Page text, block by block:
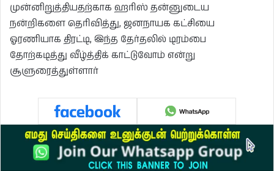
முன்னிறுத்தியதற்காக ஹரிஸ் தன்னுடைய
நன்றிகளை தெரிவித்து, ஜனநாயக கட்சியை
ஓரணியாக திரட்டி, இந்த தேர்தலில் டிரம்பை
தோற்கடித்து வீழ்த்திக் காட்டுவோம் என்று
சூளுரைத்துள்ளார்